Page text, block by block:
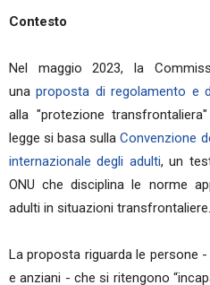
Contesto
Nel maggio 2023, la
unaproposta di regolamento e
alla "protezione
legge si basa sullaConvenzione
internazionale degli adulti, un
ONU che disciplina le norme
adulti in situazioni transfrontaliere.
La proposta riguarda le persone
e anziani - che si ritengono